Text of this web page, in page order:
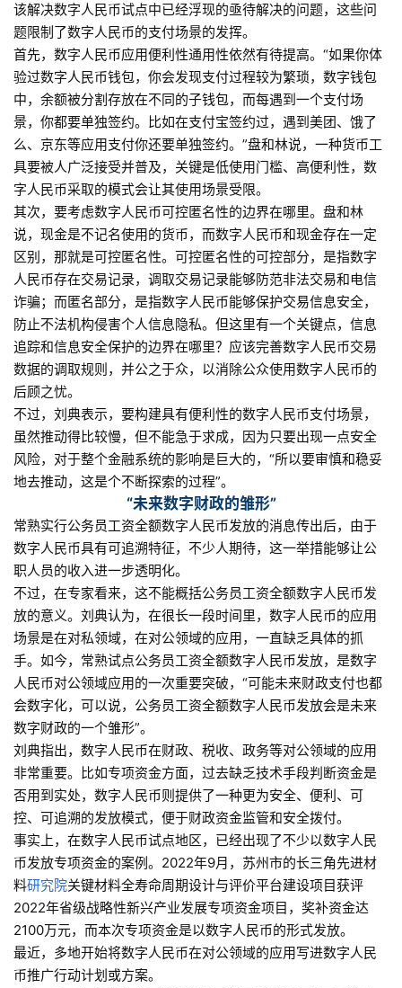
该解决数字人民币试点中已经浮现的亟待解决的问题，这些问
题限制了数字人民币的支付场景的发挥。
首先，数字人民币应用便利性通用性依然有待提高。“如果你体
验过数字人民币钱包，你会发现支付过程较为繁琐，数字钱包
中，余额被分割存放在不同的子钱包，而每遇到一个支付场
景，你都要单独签约。比如在支付宝签约过，遇到美团、饿了
么、京东等应用支付你还要单独签约。”盘和林说，一种货币工
具要被人广泛接受并普及，关键是低使用门槛、高便利性，数
字人民币采取的模式会让其使用场景受限。
其次，要考虑数字人民币可控匿名性的边界在哪里。盘和林
说，现金是不记名使用的货币，而数字人民币和现金存在一定
区别，那就是可控匿名性。可控匿名性的可控部分，是指数字
人民币存在交易记录，调取交易记录能够防范非法交易和电信
诈骗；而匿名部分，是指数字人民币能够保护交易信息安全，
防止不法机构侵害个人信息隐私。但这里有一个关键点，信息
追踪和信息安全保护的边界在哪里？应该完善数字人民币交易
数据的调取规则，并公之于众，以消除公众使用数字人民币的
后顾之忧。
不过，刘典表示，要构建具有便利性的数字人民币支付场景，
虽然推动得比较慢，但不能急于求成，因为只要出现一点安全
风险，对于整个金融系统的影响是巨大的，“所以要审慎和稳妥
地去推动，这是个不断探索的过程”。
“未来数字财政的雏形”
常熟实行公务员工资全额数字人民币发放的消息传出后，由于
数字人民币具有可追溯特征，不少人期待，这一举措能够让公
职人员的收入进一步透明化。
不过，在专家看来，这不能概括公务员工资全额数字人民币发
放的意义。刘典认为，在很长一段时间里，数字人民币的应用
场景是在对私领域，在对公领域的应用，一直缺乏具体的抓
手。如今，常熟试点公务员工资全额数字人民币发放，是数字
人民币对公领域应用的一次重要突破，“可能未来财政支付也都
会数字化，可以说，公务员工资全额数字人民币发放会是未来
数字财政的一个雏形”。
刘典指出，数字人民币在财政、税收、政务等对公领域的应用
非常重要。比如专项资金方面，过去缺乏技术手段判断资金是
否用到实处，数字人民币则提供了一种更为安全、便利、可
控、可追溯的发放模式，便于财政资金监管和安全拨付。
事实上，在数字人民币试点地区，已经出现了不少以数字人民
币发放专项资金的案例。2022年9月，苏州市的长三角先进材
料研究院关键材料全寿命周期设计与评价平台建设项目获评
2022年省级战略性新兴产业发展专项资金项目，奖补资金达
2100万元，而本次专项资金是以数字人民币的形式发放。
最近，多地开始将数字人民币在对公领域的应用写进数字人民
币推广行动计划或方案。